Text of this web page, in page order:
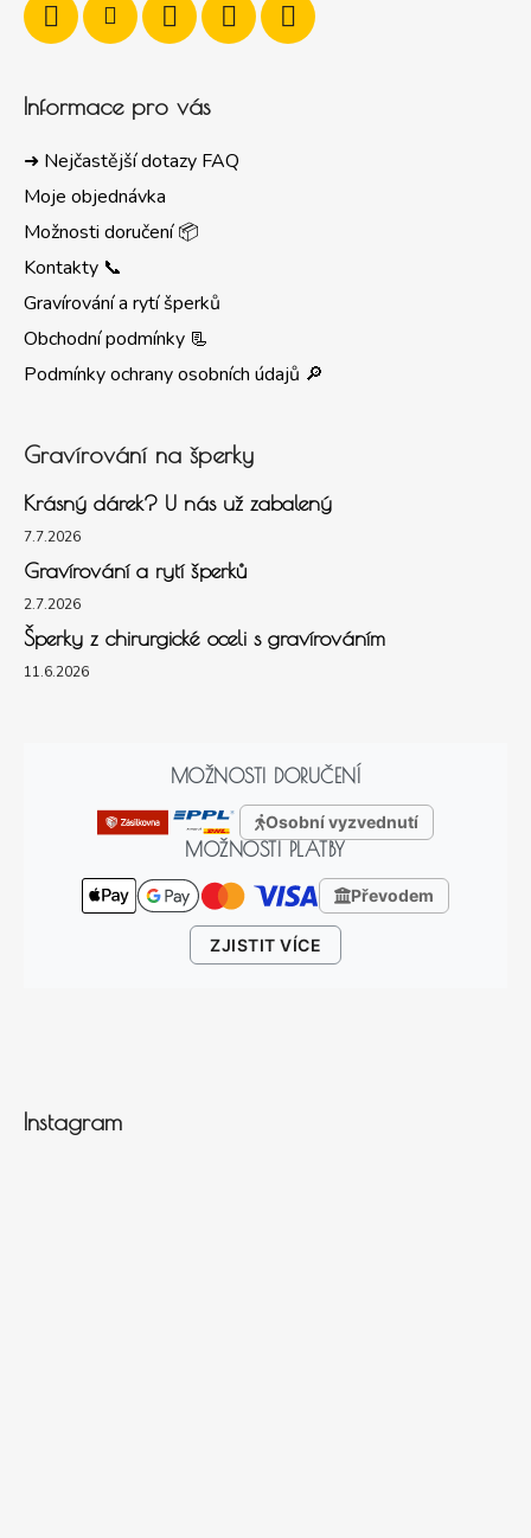
Informace pro vás
➜ Nejčastější dotazy FAQ
Moje objednávka
Možnosti doručení 📦
Kontakty 📞
Gravírování a rytí šperků
Obchodní podmínky 📃
Podmínky ochrany osobních údajů 🔎
Gravírování na šperky
Krásný dárek? U nás už zabalený
7.7.2026
Gravírování a rytí šperků
2.7.2026
Šperky z chirurgické oceli s gravírováním
11.6.2026
MOŽNOSTI DORUČENÍ
Osobní vyzvednutí
MOŽNOSTI PLATBY
Převodem
ZJISTIT VÍCE
Instagram